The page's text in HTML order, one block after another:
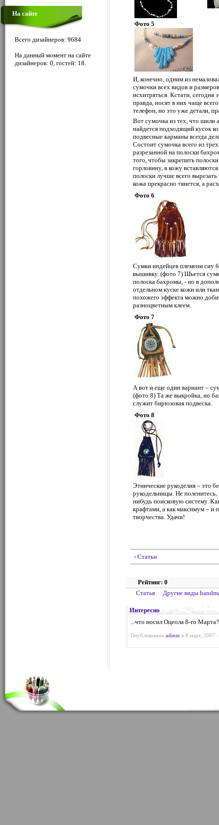
На сайте
Всего дизайнеров: 9684
На данный момент на сайте
дизайнеров: 0, гостей: 18.
Фото 5
И, конечно, одним из
сумочки всех видов и
исхитряться. Кстати,
правда, носят в них чаще
телефон, но это уже детали,
Вот сумочка из тех, что шили
найдется подходящий кусок
подвесные карманы всегда
Состоит сумочка всего из
разрезанной на полоски
того, чтобы закрепить
горловину, в кожу
полоски лучше всего
кожа прекрасно тянется, а
Фото 6
Сумки индейцев племени сиу
вышивку. (фото 7) Шьется
полоска бахромы, - но в
отдельном куске кожи или
похожего эффекта можно
разноцветным клеем.
Фото 7
А вот и еще один вариант –
(фото 8) Та же выкройка, но
служит бирюзовая подвеска.
Фото 8
Этнические рукоделия – это
рукодельницы. Не
нибудь поисковую систему.
крафтами, а как максимум – и
творчества. Удачи!
‹ Статьи
Рейтинг: 0
Статья
Другие виды
Интересно
...что носил Оцеола 8-го
Опубликовано admin в 8 март, 2007